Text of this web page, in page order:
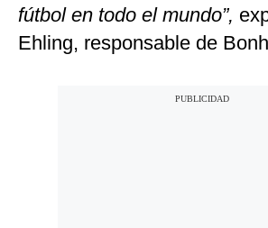
fútbol en todo el mundo”,
Ehling, responsable de